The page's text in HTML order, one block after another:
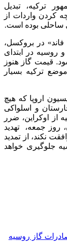
ترکیه، تبدیل
کردن واردات از
ساحلی بوده است.
در بروکسل،
و روسیه در ابتدای
قیمت گاز هنوز
ترکیه بسیار
اروپا که هیچ
و اسلواکی
از اوکراین، ضرر
روز جمعه، تهدید
نکند، از تمدید
جلوگیری خواهد
گاز روسیه